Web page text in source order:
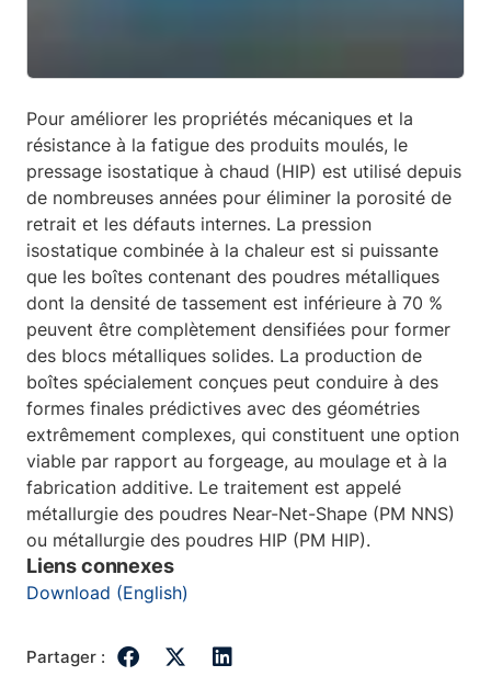
Pour améliorer les propriétés mécaniques et la
résistance à la fatigue des produits moulés, le
pressage isostatique à chaud (HIP) est utilisé depuis
de nombreuses années pour éliminer la porosité de
retrait et les défauts internes. La pression
isostatique combinée à la chaleur est si puissante
que les boîtes contenant des poudres métalliques
dont la densité de tassement est inférieure à 70 %
peuvent être complètement densifiées pour former
des blocs métalliques solides. La production de
boîtes spécialement conçues peut conduire à des
formes finales prédictives avec des géométries
extrêmement complexes, qui constituent une option
viable par rapport au forgeage, au moulage et à la
fabrication additive. Le traitement est appelé
métallurgie des poudres Near-Net-Shape (PM NNS)
ou métallurgie des poudres HIP (PM HIP).
Liens connexes
Download (English)
Partager :